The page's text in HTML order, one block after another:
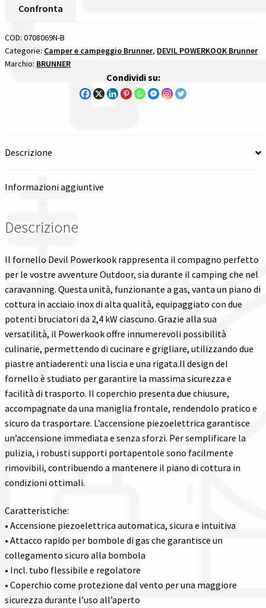
Spedizioni in europa
Spedizioni in italia
Tutte le categorie dei prodotti
Confronta
COD: 0708069N-B
Categorie: Camper e campeggio Brunner, DEVIL POWERKOOK Brunner
Marchio: BRUNNER
Condividi su:
Descrizione
Informazioni aggiuntive
Descrizione
Il fornello Devil Powerkook rappresenta il compagno perfetto
per le vostre avventure Outdoor, sia durante il camping che nel
caravanning. Questa unità, funzionante a gas, vanta un piano di
cottura in acciaio inox di alta qualità, equipaggiato con due
potenti bruciatori da 2,4 kW ciascuno. Grazie alla sua
versatilità, il Powerkook offre innumerevoli possibilità
culinarie, permettendo di cucinare e grigliare, utilizzando due
piastre antiaderenti: una liscia e una rigata.Il design del
fornello è studiato per garantire la massima sicurezza e
facilità di trasporto. Il coperchio presenta due chiusure,
accompagnate da una maniglia frontale, rendendolo pratico e
sicuro da trasportare. L’accensione piezoelettrica garantisce
un’accensione immediata e senza sforzi. Per semplificare la
pulizia, i robusti supporti portapentole sono facilmente
rimovibili, contribuendo a mantenere il piano di cottura in
condizioni ottimali.
Caratteristiche:
• Accensione piezoelettrica automatica, sicura e intuitiva
• Attacco rapido per bombole di gas che garantisce un
collegamento sicuro alla bombola
• Incl. tubo flessibile e regolatore
• Coperchio come protezione dal vento per una maggiore
sicurezza durante l’uso all’aperto